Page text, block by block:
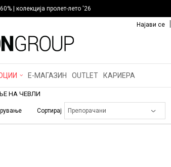
| колекција пролет-лето '26
Најави се
Е-МАГАЗИН OUTLET КАРИЕРА
НА ЧЕВЛИ
Сортирај